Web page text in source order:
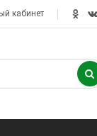
кабинет